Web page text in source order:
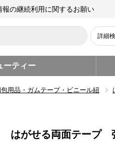
報の継続利用に関するお願い
詳細
ーティー
用品・ガムテープ・ビニール紐
はがせる両面テープ